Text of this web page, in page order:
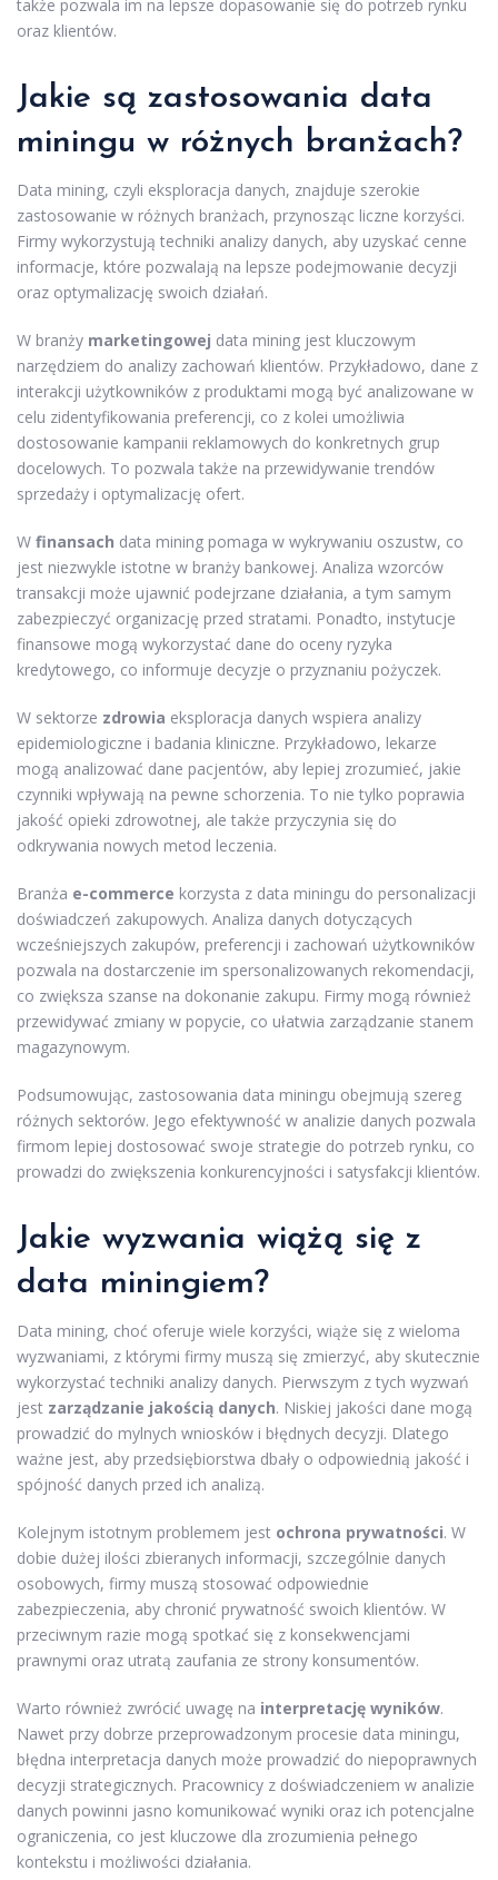
także pozwala im na lepsze dopasowanie się do potrzeb rynku
oraz klientów.
Jakie są zastosowania data
miningu w różnych branżach?
Data mining, czyli eksploracja danych, znajduje szerokie
zastosowanie w różnych branżach, przynosząc liczne korzyści.
Firmy wykorzystują techniki analizy danych, aby uzyskać cenne
informacje, które pozwalają na lepsze podejmowanie decyzji
oraz optymalizację swoich działań.
W branży marketingowej data mining jest kluczowym
narzędziem do analizy zachowań klientów. Przykładowo, dane z
interakcji użytkowników z produktami mogą być analizowane w
celu zidentyfikowania preferencji, co z kolei umożliwia
dostosowanie kampanii reklamowych do konkretnych grup
docelowych. To pozwala także na przewidywanie trendów
sprzedaży i optymalizację ofert.
W finansach data mining pomaga w wykrywaniu oszustw, co
jest niezwykle istotne w branży bankowej. Analiza wzorców
transakcji może ujawnić podejrzane działania, a tym samym
zabezpieczyć organizację przed stratami. Ponadto, instytucje
finansowe mogą wykorzystać dane do oceny ryzyka
kredytowego, co informuje decyzje o przyznaniu pożyczek.
W sektorze zdrowia eksploracja danych wspiera analizy
epidemiologiczne i badania kliniczne. Przykładowo, lekarze
mogą analizować dane pacjentów, aby lepiej zrozumieć, jakie
czynniki wpływają na pewne schorzenia. To nie tylko poprawia
jakość opieki zdrowotnej, ale także przyczynia się do
odkrywania nowych metod leczenia.
Branża e-commerce korzysta z data miningu do personalizacji
doświadczeń zakupowych. Analiza danych dotyczących
wcześniejszych zakupów, preferencji i zachowań użytkowników
pozwala na dostarczenie im spersonalizowanych rekomendacji,
co zwiększa szanse na dokonanie zakupu. Firmy mogą również
przewidywać zmiany w popycie, co ułatwia zarządzanie stanem
magazynowym.
Podsumowując, zastosowania data miningu obejmują szereg
różnych sektorów. Jego efektywność w analizie danych pozwala
firmom lepiej dostosować swoje strategie do potrzeb rynku, co
prowadzi do zwiększenia konkurencyjności i satysfakcji klientów.
Jakie wyzwania wiążą się z
data miningiem?
Data mining, choć oferuje wiele korzyści, wiąże się z wieloma
wyzwaniami, z którymi firmy muszą się zmierzyć, aby skutecznie
wykorzystać techniki analizy danych. Pierwszym z tych wyzwań
jest zarządzanie jakością danych. Niskiej jakości dane mogą
prowadzić do mylnych wniosków i błędnych decyzji. Dlatego
ważne jest, aby przedsiębiorstwa dbały o odpowiednią jakość i
spójność danych przed ich analizą.
Kolejnym istotnym problemem jest ochrona prywatności. W
dobie dużej ilości zbieranych informacji, szczególnie danych
osobowych, firmy muszą stosować odpowiednie
zabezpieczenia, aby chronić prywatność swoich klientów. W
przeciwnym razie mogą spotkać się z konsekwencjami
prawnymi oraz utratą zaufania ze strony konsumentów.
Warto również zwrócić uwagę na interpretację wyników.
Nawet przy dobrze przeprowadzonym procesie data miningu,
błędna interpretacja danych może prowadzić do niepoprawnych
decyzji strategicznych. Pracownicy z doświadczeniem w analizie
danych powinni jasno komunikować wyniki oraz ich potencjalne
ograniczenia, co jest kluczowe dla zrozumienia pełnego
kontekstu i możliwości działania.